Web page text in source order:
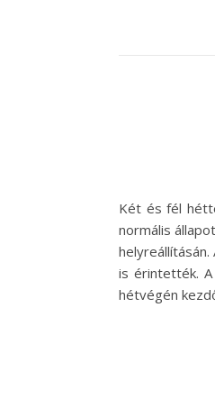
Két és fél
normális
is érintették.
hétvégén